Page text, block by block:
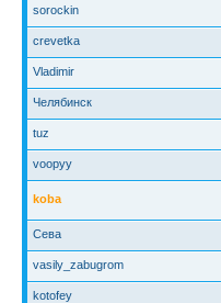
sorockin
crevetka
Vladimir
Челябинск
tuz
voopyy
koba
Сева
vasily_zabugrom
kotofey